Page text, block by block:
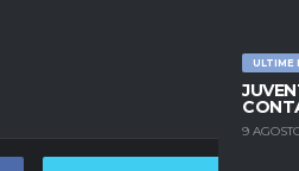
ULTIME
9